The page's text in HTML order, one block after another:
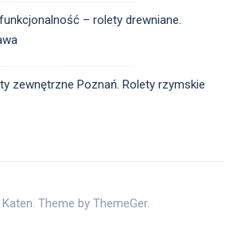
– rolety drewniane.
zewnętrzne Poznań. Rolety rzymskie
Theme by ThemeGer.